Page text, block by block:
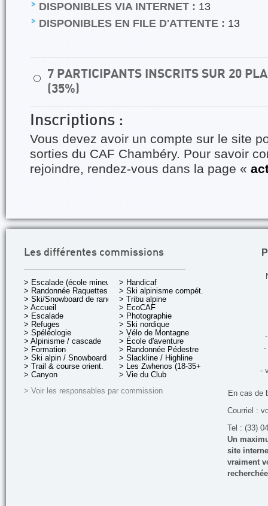
DISPONIBLES VIA INTERNET : 13
DISPONIBLES EN FILE D'ATTENTE : 13
⚪
7 PARTICIPANTS INSCRITS SUR 20
(35%)
Inscriptions :
Vous devez avoir un compte sur le site
sorties du CAF Chambéry. Pour savoir
rejoindre, rendez-vous dans la page «
Les différentes commissions
> Escalade (école mineurs)
> Randonnée Raquettes
> Ski/Snowboard de rando.
> Accueil
> Escalade
> Refuges
> Spéléologie
> Alpinisme / cascade
> Formation
> Ski alpin / Snowboard
> Trail & course orient.
> Canyon
> Handicaf
> Ski alpinisme compét.
> Tribu alpine
> EcoCAF
> Photographie
> Ski nordique
> Vélo de Montagne
> École d'aventure
> Randonnée Pédestre
> Slackline / Highline
> Les Zwhenos (18-35+ ans)
> Vie du Club
> Voir les responsables par commission
-
-
En cas de
Courriel :
Tel : (33)
Un
site
vraiment